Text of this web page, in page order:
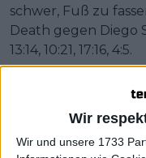
Wir
Wir und unsere 1733
schwer, Fuß zu
Death gegen Diego
13:14, 10:21, 17:16, 4:5.
UTS Tour
uts_tour_